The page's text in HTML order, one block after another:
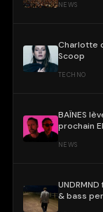
NEWS
Charlotte
Scoop
TECHNO
BAÏNES
prochain
NEWS
& bass